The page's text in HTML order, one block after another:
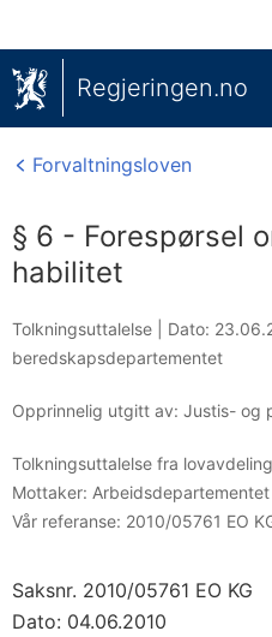
Regjeringen.no
Forvaltningsloven
§ 6 - Forespørsel
habilitet
Tolkningsuttalelse | Dato:
beredskapsdepartementet
Opprinnelig utgitt av: Justis- og
Tolkningsuttalelse fra
Mottaker: Arbeidsdepartementet
Vår referanse: 2010/05761 EO
Saksnr. 2010/05761 EO KG
Dato: 04.06.2010